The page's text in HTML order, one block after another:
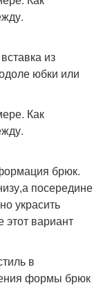
из
юбки или
брюк.
посередине
украсить
вариант
в
формы брюк